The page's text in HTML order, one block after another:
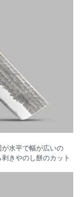
水平で幅が広いの
きやのし餅のカット